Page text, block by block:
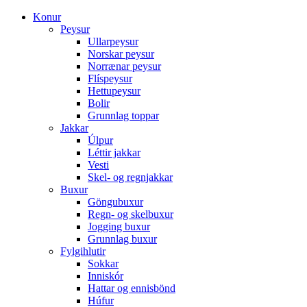
Konur
Peysur
Ullarpeysur
Norskar peysur
Norrænar peysur
Flíspeysur
Hettupeysur
Bolir
Grunnlag toppar
Jakkar
Úlpur
Léttir jakkar
Vesti
Skel- og regnjakkar
Buxur
Göngubuxur
Regn- og skelbuxur
Jogging buxur
Grunnlag buxur
Fylgihlutir
Sokkar
Inniskór
Hattar og ennisbönd
Húfur